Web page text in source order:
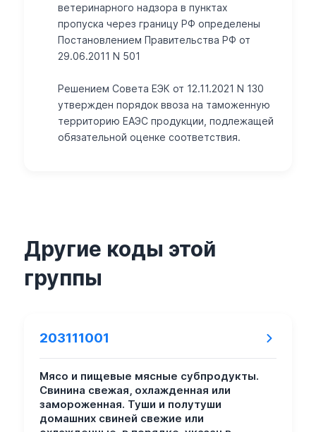
ветеринарного надзора в пунктах
пропуска через границу РФ определены
Постановлением Правительства РФ от
29.06.2011 N 501
Решением Совета ЕЭК от 12.11.2021 N 130
утвержден порядок ввоза на таможенную
территорию ЕАЭС продукции, подлежащей
обязательной оценке соответствия.
Другие коды этой
группы
203111001
Мясо и пищевые мясные субпродукты.
Свинина свежая, охлажденная или
замороженная. Туши и полутуши
домашних свиней свежие или